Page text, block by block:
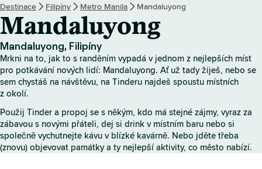
s
á
s
t
r
a
T
i
n
Destinace Filipíny Metro Manila Mandaluyong
Mandaluyong
Mandaluyong, Filipíny
Mrkni na to, jak to s randěním vypadá v jednom z nejlepších míst
pro potkávání nových lidí: Mandaluyong. Ať už tady žiješ, nebo se
sem chystáš na návštěvu, na Tinderu najdeš spoustu místních
z okolí.
Použij Tinder a propoj se s někým, kdo má stejné zájmy, vyraz za
zábavou s novými přáteli, dej si drink v místním baru nebo si
společně vychutnejte kávu v blízké kavárně. Nebo jděte třeba
(znovu) objevovat památky a ty nejlepší aktivity, co město nabízí.